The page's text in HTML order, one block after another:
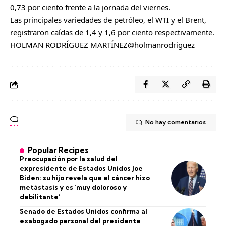
0,73 por ciento frente a la jornada del viernes.
Las principales variedades de petróleo, el WTI y el Brent,
registraron caídas de 1,4 y 1,6 por ciento respectivamente.
HOLMAN RODRÍGUEZ MARTÍNEZ@holmanrodriguez
No hay comentarios
Popular Recipes
Preocupación por la salud del
expresidente de Estados Unidos Joe
Biden: su hijo revela que el cáncer hizo
metástasis y es ‘muy doloroso y
debilitante’
Senado de Estados Unidos confirma al
exabogado personal del presidente